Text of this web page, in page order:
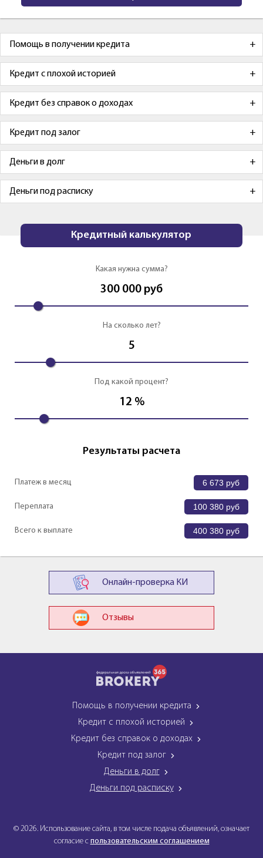
Помощь в получении кредита
Кредит с плохой историей
Кредит без справок о доходах
Кредит под залог
Деньги в долг
Деньги под расписку
Кредитный калькулятор
Какая нужна сумма?
300 000 руб
На сколько лет?
5
Под какой процент?
12 %
Результаты расчета
Платеж в месяц 6 673 руб
Переплата 100 380 руб
Всего к выплате 400 380 руб
Онлайн-проверка КИ
Отзывы
Помощь в получении кредита
Кредит с плохой историей
Кредит без справок о доходах
Кредит под залог
Деньги в долг
Деньги под расписку
© 2026. Использование сайта, в том числе подача объявлений, означает
согласие с пользовательским соглашением